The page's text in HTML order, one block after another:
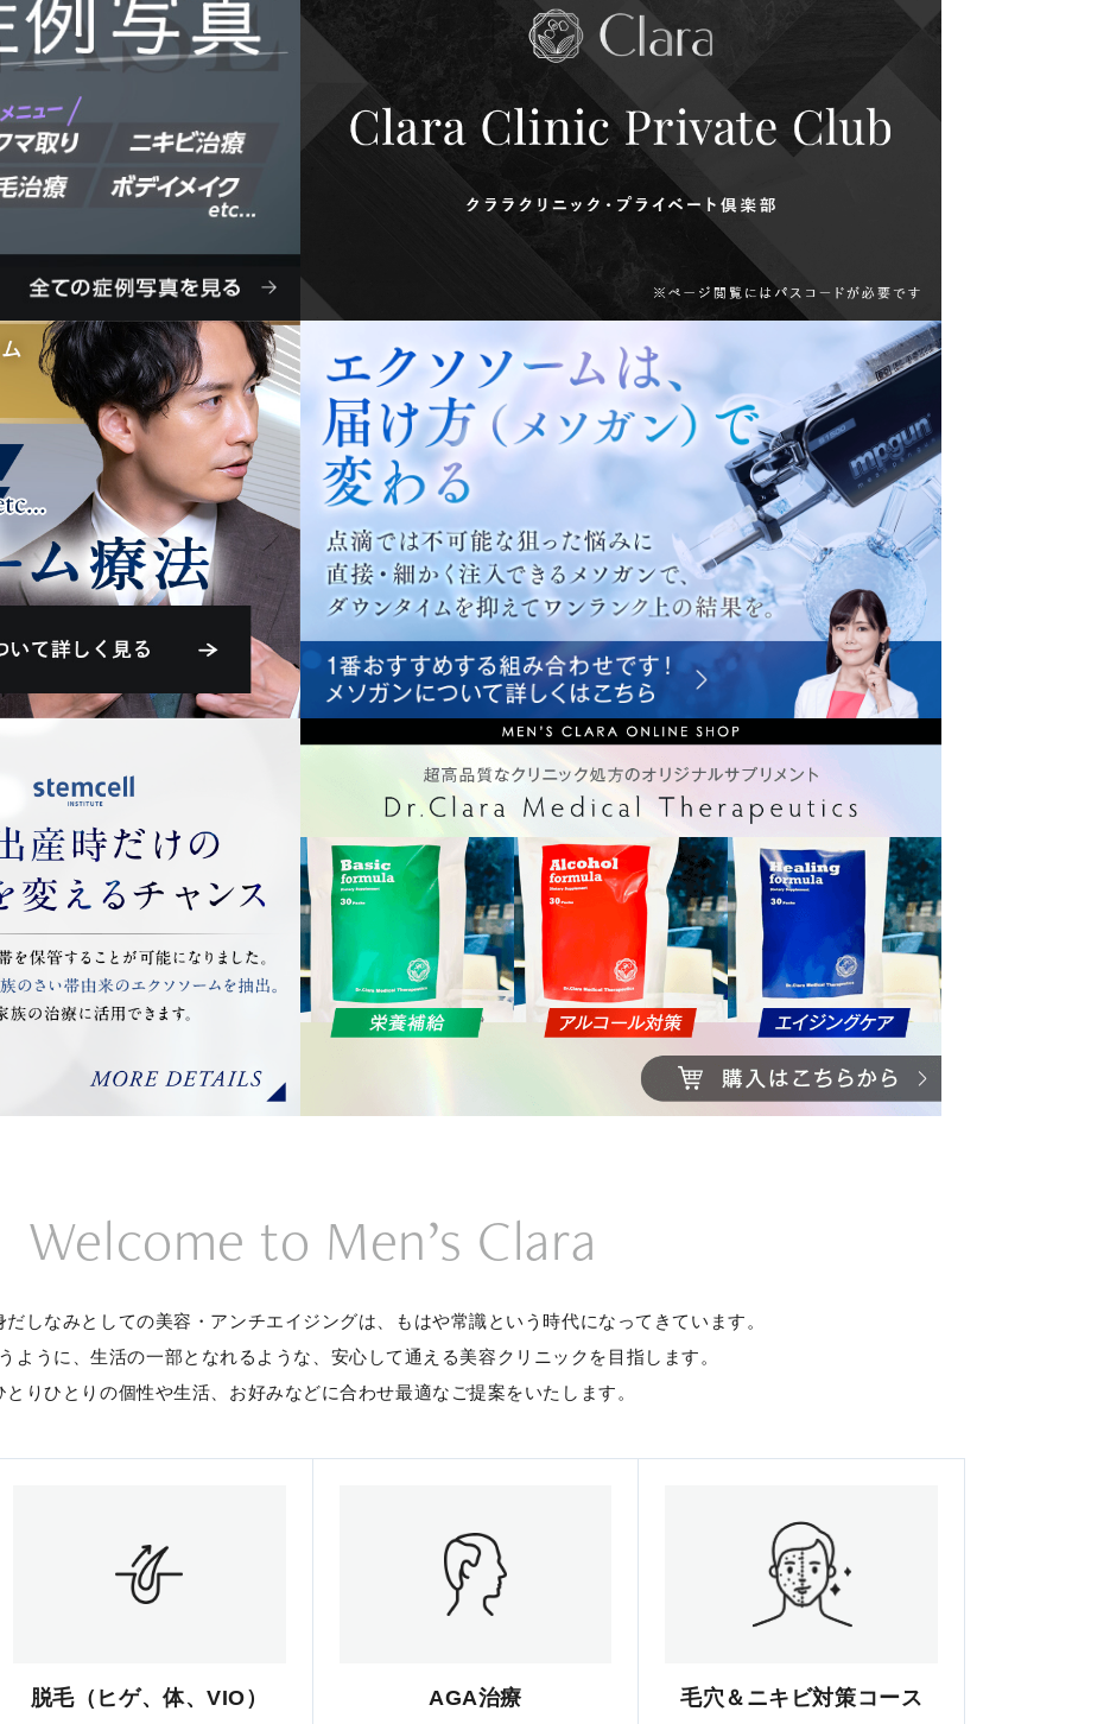
Welcome to Men’s Clara
しなみとしての美容・アンチエイジングは、
もはや常識という時代になってきています。
ように、生活の一部となれるような、 安心して通える美容クリニックを目指します。
とりひとりの個性や生活、お好みなどに合わせ最適なご提案をいたします。
脱毛（ヒゲ、体、VIO） AGA治療 毛穴＆ニキビ対策コース